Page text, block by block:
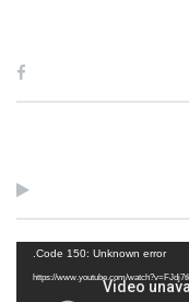
Code 150: Unknown error.